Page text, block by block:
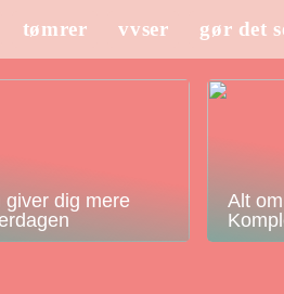
tømrer vvser gør det
giver dig mere
Alt